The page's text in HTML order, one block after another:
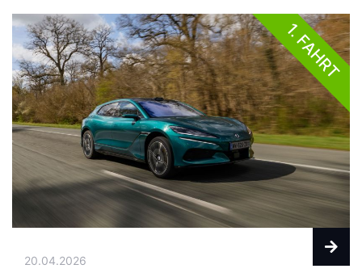
1. FAHRT
20.04.2026